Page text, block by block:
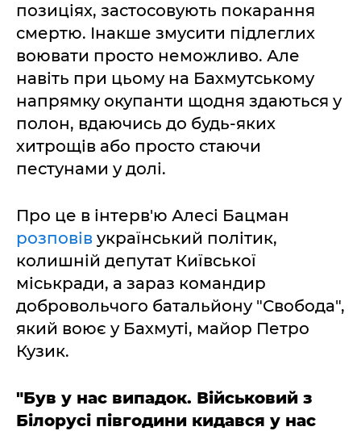
позиціях, застосовують покарання
смертю. Інакше змусити підлеглих
воювати просто неможливо. Але
навіть при цьому на Бахмутському
напрямку окупанти щодня здаються у
полон, вдаючись до будь-яких
хитрощів або просто стаючи
пестунами у долі.
Про це в інтерв'ю Алесі Бацман
розповів український політик,
колишній депутат Київської
міськради, а зараз командир
добровольчого батальйону "Свобода",
який воює у Бахмуті, майор Петро
Кузик.
"Був у нас випадок. Військовий з
Білорусі півгодини кидався у нас